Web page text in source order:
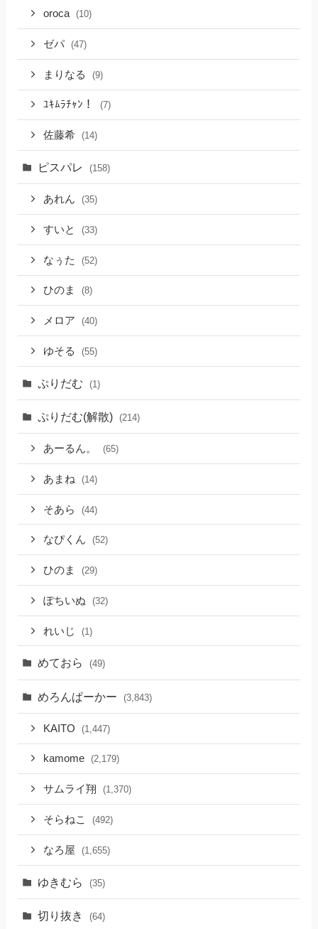
oroca (10)
ゼパ (47)
まりなる (9)
ﾕｷﾑﾗﾁｬﾝ！ (7)
佐藤希 (14)
ピスパレ (158)
あれん (35)
すいと (33)
なぅた (52)
ひのま (8)
メロア (40)
ゆそる (55)
ぷりだむ (1)
ぷりだむ(解散) (214)
あーるん。 (65)
あまね (14)
そあら (44)
なぴくん (52)
ひのま (29)
ぽちいぬ (32)
れいじ (1)
めておら (49)
めろんぱーかー (3,843)
KAITO (1,447)
kamome (2,179)
サムライ翔 (1,370)
そらねこ (492)
なろ屋 (1,655)
ゆきむら (35)
切り抜き (64)